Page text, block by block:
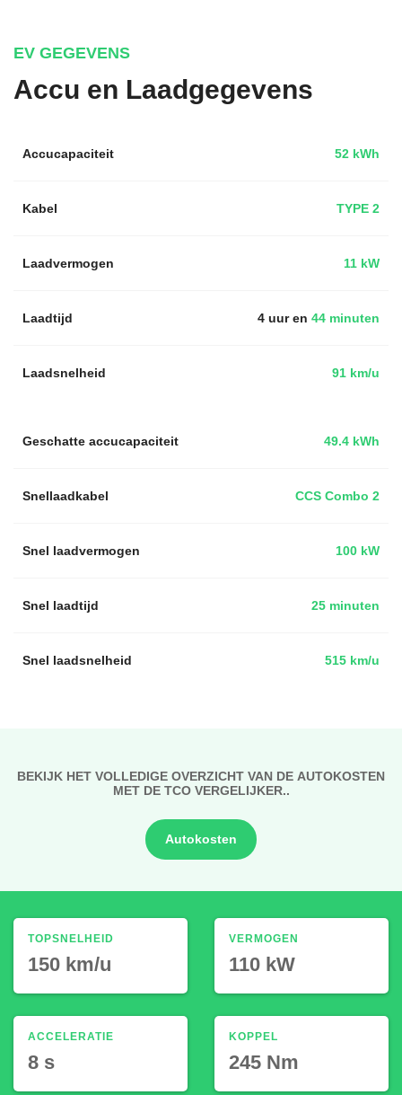
EV GEGEVENS
Accu en Laadgegevens
Accucapaciteit 52 kWh
Kabel TYPE 2
Laadvermogen 11 kW
Laadtijd 4 uur en 44 minuten
Laadsnelheid 91 km/u
49.4 kWh
Geschatte accucapaciteit
Snellaadkabel CCS Combo 2
Snel laadvermogen 100 kW
Snel laadtijd 25 minuten
Snel laadsnelheid 515 km/u
BEKIJK HET VOLLEDIGE OVERZICHT VAN DE AUTOKOSTEN
MET DE TCO VERGELIJKER..
Autokosten
TOPSNELHEID
150 km/u
ACCELERATIE
8 s
VERMOGEN
110 kW
KOPPEL
245 Nm